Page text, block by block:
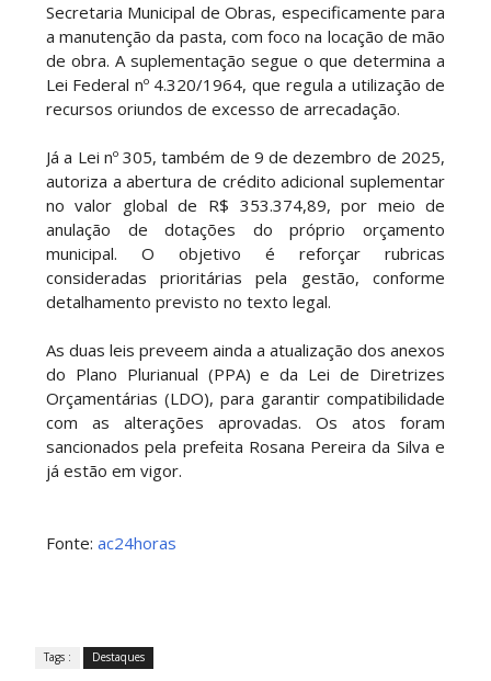
Secretaria Municipal de Obras, especificamente para
a manutenção da pasta, com foco na locação de mão
de obra. A suplementação segue o que determina a
Lei Federal nº 4.320/1964, que regula a utilização de
recursos oriundos de excesso de arrecadação.
Já a Lei nº 305, também de 9 de dezembro de 2025,
autoriza a abertura de crédito adicional suplementar
no valor global de R$ 353.374,89, por meio de
anulação de dotações do próprio orçamento
municipal. O objetivo é reforçar rubricas
consideradas prioritárias pela gestão, conforme
detalhamento previsto no texto legal.
As duas leis preveem ainda a atualização dos anexos
do Plano Plurianual (PPA) e da Lei de Diretrizes
Orçamentárias (LDO), para garantir compatibilidade
com as alterações aprovadas. Os atos foram
sancionados pela prefeita Rosana Pereira da Silva e
já estão em vigor.
Fonte: ac24horas
Tags : Destaques